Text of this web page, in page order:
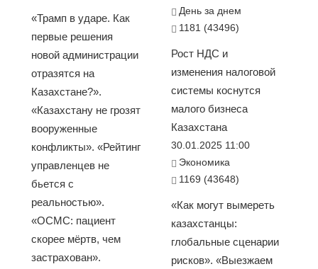
«Трамп в ударе. Как
первые решения
новой администрации
отразятся на
Казахстане?».
«Казахстану не грозят
вооруженные
конфликты». «Рейтинг
управленцев не
бьется с
реальностью».
«ОСМС: пациент
скорее мёртв, чем
застрахован».
День за днем
1181 (43496)
Рост НДС и
изменения налоговой
системы коснутся
малого бизнеса
Казахстана
30.01.2025 11:00
Экономика
1169 (43648)
«Как могут вымереть
казахстанцы:
глобальные сценарии
рисков». «Выезжаем